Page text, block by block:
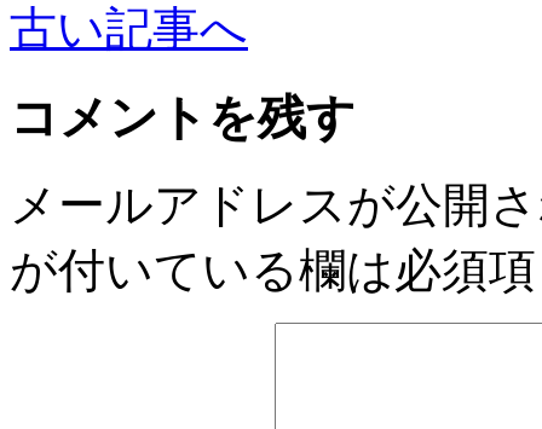
古い記事へ
コメントを残す
メールアドレスが公開
が付いている欄は必須